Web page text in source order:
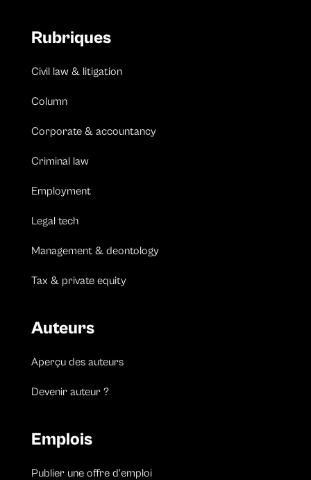
Rubriques
Civil law & litigation
Column
Corporate & accountancy
Criminal law
Employment
Legal tech
Management & deontology
Tax & private equity
Auteurs
Aperçu des auteurs
Devenir auteur ?
Emplois
Publier une offre d’emploi